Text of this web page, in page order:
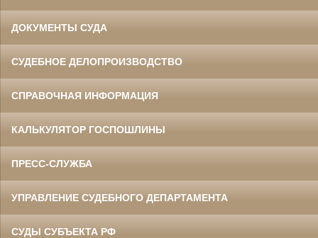
ДОКУМЕНТЫ СУДА
СУДЕБНОЕ ДЕЛОПРОИЗВОДСТВО
СПРАВОЧНАЯ ИНФОРМАЦИЯ
КАЛЬКУЛЯТОР ГОСПОШЛИНЫ
ПРЕСС-СЛУЖБА
УПРАВЛЕНИЕ СУДЕБНОГО ДЕПАРТАМЕНТА
СУДЫ СУБЪЕКТА РФ